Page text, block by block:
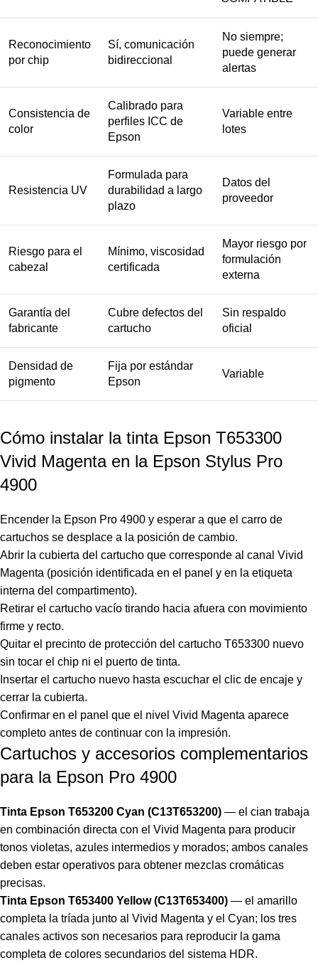
Reconocimiento
por chip
Sí, comunicación
bidireccional
No siempre;
puede generar
alertas
Consistencia de
color
Calibrado para
perfiles ICC de
Epson
Variable entre
lotes
Resistencia UV
Formulada para
durabilidad a largo
plazo
Datos del
proveedor
Riesgo para el
cabezal
Mínimo, viscosidad
certificada
Mayor riesgo por
formulación
externa
Garantía del
fabricante
Cubre defectos del
cartucho
Sin respaldo
oficial
Densidad de
pigmento
Fija por estándar
Epson
Variable
Cómo instalar la tinta Epson T653300
Vivid Magenta en la Epson Stylus Pro
4900
Encender la Epson Pro 4900 y esperar a que el carro de
cartuchos se desplace a la posición de cambio.
Abrir la cubierta del cartucho que corresponde al canal Vivid
Magenta (posición identificada en el panel y en la etiqueta
interna del compartimento).
Retirar el cartucho vacío tirando hacia afuera con movimiento
firme y recto.
Quitar el precinto de protección del cartucho T653300 nuevo
sin tocar el chip ni el puerto de tinta.
Insertar el cartucho nuevo hasta escuchar el clic de encaje y
cerrar la cubierta.
Confirmar en el panel que el nivel Vivid Magenta aparece
completo antes de continuar con la impresión.
Cartuchos y accesorios complementarios
para la Epson Pro 4900
Tinta Epson T653200 Cyan (C13T653200) — el cian trabaja
en combinación directa con el Vivid Magenta para producir
tonos violetas, azules intermedios y morados; ambos canales
deben estar operativos para obtener mezclas cromáticas
precisas.
Tinta Epson T653400 Yellow (C13T653400) — el amarillo
completa la tríada junto al Vivid Magenta y el Cyan; los tres
canales activos son necesarios para reproducir la gama
completa de colores secundarios del sistema HDR.